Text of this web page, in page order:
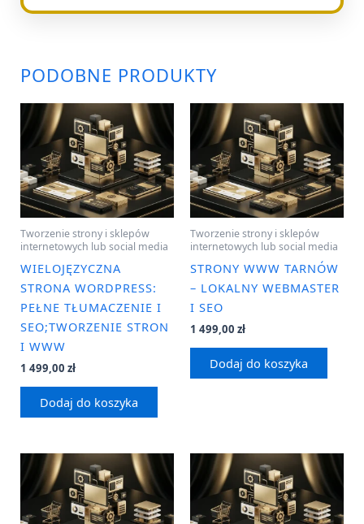
PODOBNE PRODUKTY
Tworzenie strony i sklepów
internetowych lub social media
WIELOJĘZYCZNA
STRONA WORDPRESS:
PEŁNE TŁUMACZENIE I
SEO;TWORZENIE STRON
I WWW
1 499,00 zł
Dodaj do koszyka
Tworzenie strony i sklepów
internetowych lub social media
STRONY WWW TARNÓW
– LOKALNY WEBMASTER
I SEO
1 499,00 zł
Dodaj do koszyka